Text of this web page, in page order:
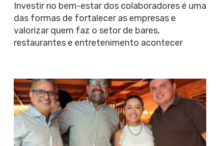
Investir no bem-estar dos colaboradores é uma
das formas de fortalecer as empresas e
valorizar quem faz o setor de bares,
restaurantes e entretenimento acontecer